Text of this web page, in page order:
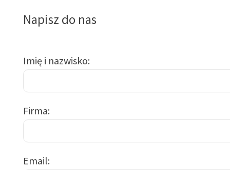
Napisz do nas
Imię i nazwisko
Firma
Email